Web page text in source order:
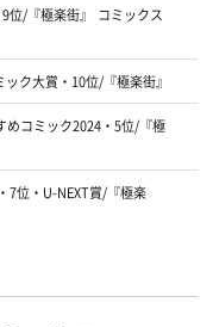
位/『極楽街』 コミックス
ク大賞・10位/『極楽街』
めコミック2024・5位/『極
7位・U-NEXT賞/『極楽